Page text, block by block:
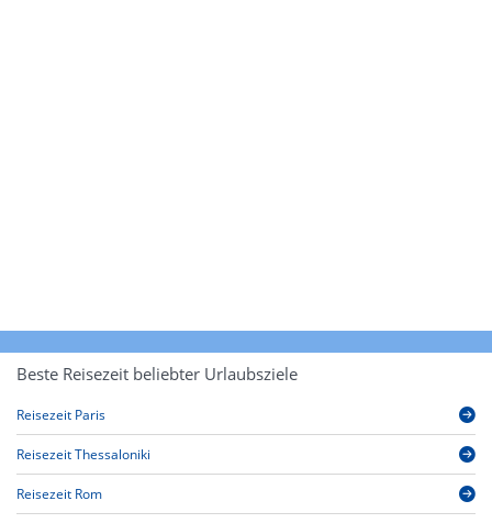
Beste Reisezeit beliebter Urlaubsziele
Reisezeit Paris
Reisezeit Thessaloniki
Reisezeit Rom